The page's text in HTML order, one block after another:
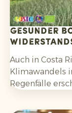
Gesunder
Auch in Costa
Klimawandels
Regenfälle
Erzeuger.